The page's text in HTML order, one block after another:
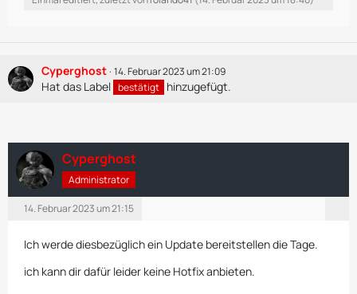
Cyperghost 14. Februar 2023 um 21:09
Hat das Label bestätigt hinzugefügt.
Cyperghost
Administrator
14. Februar 2023 um 21:15
Ich werde diesbezüglich ein Update bereitstellen die Tage.
ich kann dir dafür leider keine Hotfix anbieten.